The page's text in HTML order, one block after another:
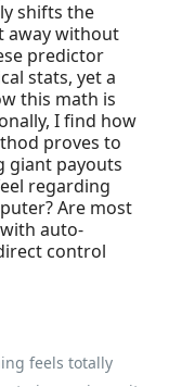
voit
des calculs
par des sites
correctement
fluide avant de
vous privilégiez
faible pour tenir
uniquement
donner vos
qui possède
shifts the
away without
predictor
stats, yet a
this math is
I find how
proves to
giant payouts
regarding
Are most
auto-
control
feels totally